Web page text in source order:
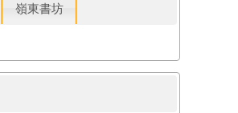
嶺東書坊